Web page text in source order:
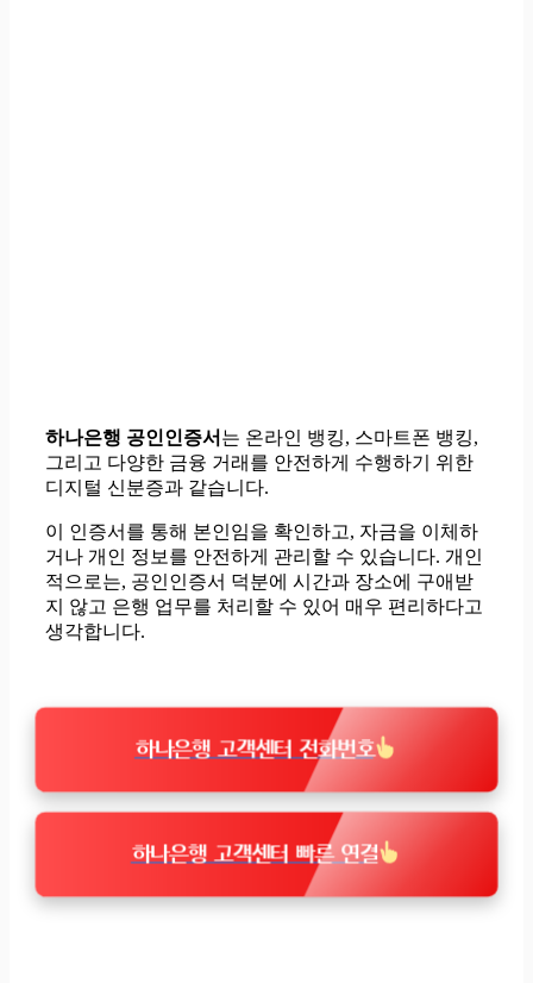
하나은행 공인인증서 는 온라인 뱅킹, 스마트폰 뱅킹,
그리고 다양한 금융 거래를 안전하게 수행하기 위한
디지털 신분증과 같습니다.
이 인증서를 통해 본인임을 확인하고, 자금을 이체하
거나 개인 정보를 안전하게 관리할 수 있습니다. 개인
적으로는, 공인인증서 덕분에 시간과 장소에 구애받
지 않고 은행 업무를 처리할 수 있어 매우 편리하다고
생각합니다.
하나은행 고객센터 전화번호
하나은행 고객센터 빠른 연결